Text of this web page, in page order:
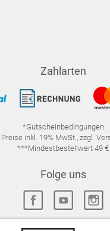
Zahlarten
*Gutscheinbedingungen
inkl. 19% MwSt., zzgl.
***Mindestbestellwert 49 €
Folge uns